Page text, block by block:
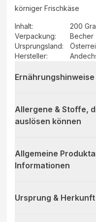
körniger Frischkäse
Inhalt:
200
Verpackung:
Becher
Ursprungsland:
Hersteller:
Ernährungshinweise
Allergene & Stoffe,
auslösen können
Allgemeine
Informationen
Ursprung & Herkunft